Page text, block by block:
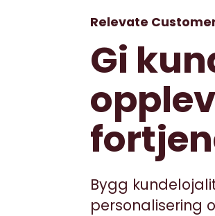
Relevate
Gi
Bygg
personalisering